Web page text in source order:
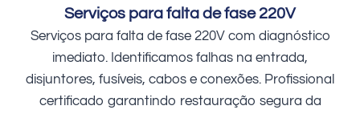
Serviços para falta de fase 220V
Serviços para falta de fase 220V com diagnóstico
imediato. Identificamos falhas na entrada,
disjuntores, fusíveis, cabos e conexões. Profissional
certificado garantindo restauração segura da